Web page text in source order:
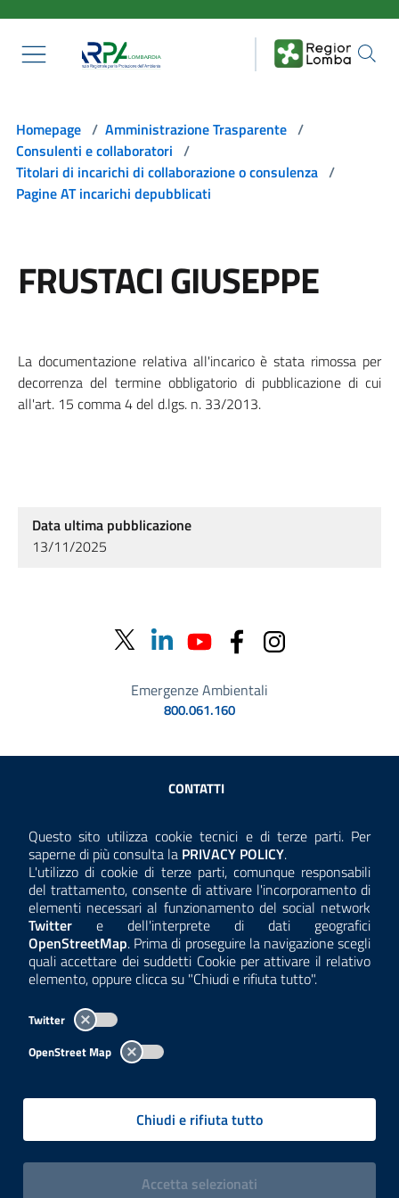
Questo sito utilizza cookie tecnici e di terze parti. Per
saperne di più consulta la Consulta la
PRIVACY POLICY.
L'utilizzo di cookie di terze parti, comunque responsabili
del trattamento, consente di attivare l'incorporamento di
elementi necessari al funzionamento del social network
Twitter e dell'interprete di dati geografici
OpenStreetMap. Prima di proseguire la navigazione scegli
quali accettare dei suddetti Cookie per attivare il relativo
elemento, oppure clicca su "Chiudi e rifiuta tutto".
Twitter
OpenStreet Map
Chiudi e rifiuta tutto
Accettai cookies
selezionati
Homepage / Amministrazione Trasparente /
Consulenti e collaboratori /
Titolari di incarichi di collaborazione o consulenza /
Pagine AT incarichi depubblicati
FRUSTACI GIUSEPPE
La documentazione relativa all'incarico è stata rimossa per
decorrenza del termine obbligatorio di pubblicazione di cui
all'art. 15 comma 4 del d.lgs. n. 33/2013.
Data ultima pubblicazione
13/11/2025
Emergenze Ambientali
800.061.160
Sezione Link Utili
CONTATTI
ANTICORRUZIONE
ACCESSIBILITÀ
COOKIE E PRIVACY
TEMI A-Z
Per l'utilizzo del logo e dei dati fare riferimento al regolamento
consultabile aquesta pagina
Tutti i contenuti delle pagine sono a cura delle strutture competenti.
| PEC: arpa@pec.regione.lombardia.it